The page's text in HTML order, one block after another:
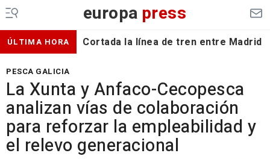
europa press
ÚLTIMA HORA Cortada la línea de tren entre Madrid
PESCA GALICIA
La Xunta y Anfaco-Cecopesca
analizan vías de colaboración
para reforzar la empleabilidad y
el relevo generacional